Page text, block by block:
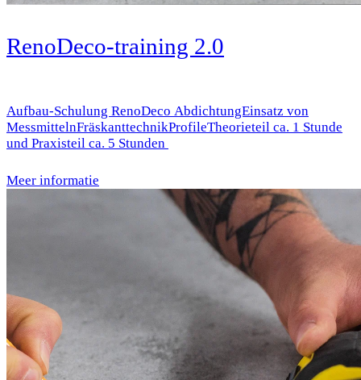
RenoDeco-training 2.0
Aufbau-Schulung RenoDeco AbdichtungEinsatz von
MessmittelnFräskanttechnikProfileTheorieteil ca. 1 Stunde
und Praxisteil ca. 5 Stunden
Meer informatie